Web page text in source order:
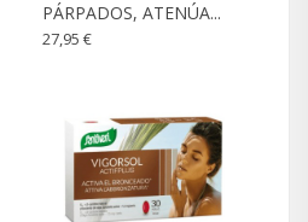
PÁRPADOS, ATENÚA...
27,95 €